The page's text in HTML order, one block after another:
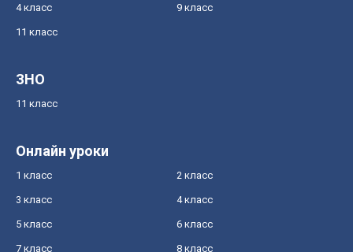
4 класс 9 класс
11 класс
ЗНО
11 класс
Онлайн уроки
1 класс 2 класс
3 класс 4 класс
5 класс 6 класс
7 класс 8 класс